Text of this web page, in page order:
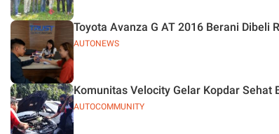
AUTONEWS
Toyota Avanza G AT 2016 Berani Dibeli
AUTOCOMMUNITY
Komunitas Velocity Gelar Kopdar Sehat